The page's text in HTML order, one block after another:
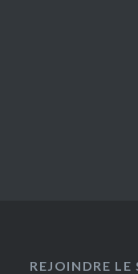
REJOINDRE